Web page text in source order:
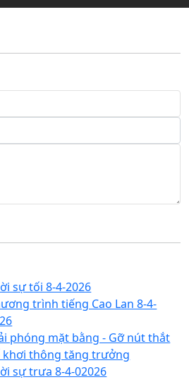
sự tối 8-4-2026
trình tiếng Cao Lan 8-4-
phóng mặt bằng - Gỡ nút thắt
khơi thông tăng trưởng
sự trưa 8-4-02026